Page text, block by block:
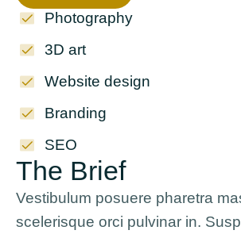
Photography
3D art
Website design
Branding
SEO
The Brief
Vestibulum posuere pharetra
scelerisque orci pulvinar in.